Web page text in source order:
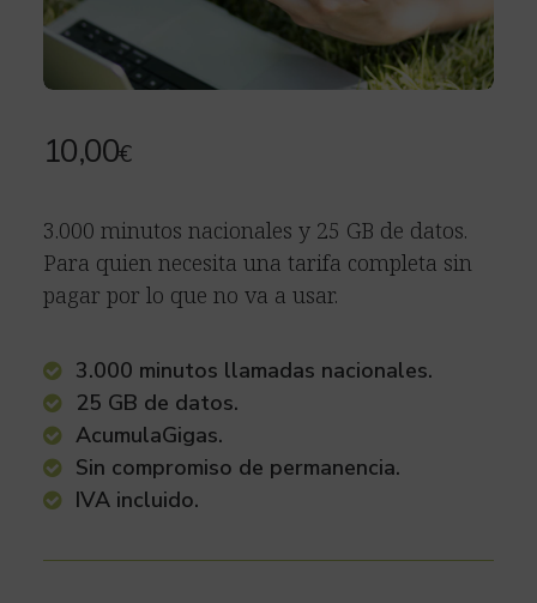
10,00€
3.000 minutos nacionales y 25 GB de datos.
Para quien necesita una tarifa completa sin
pagar por lo que no va a usar.
3.000 minutos llamadas nacionales.
25 GB de datos.
AcumulaGigas.
Sin compromiso de permanencia.
IVA incluido.